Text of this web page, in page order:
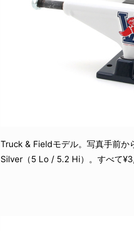
Truck & Fieldモデル。写真手前
Silver（5 Lo / 5.2 Hi）。すべて